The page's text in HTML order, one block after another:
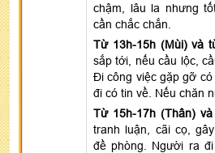
chậm, lâu la nhưng
cần chắc chắn.
Từ 13h-15h (Mùi) và
sắp tới, nếu cầu lộc,
Đi công việc gặp gỡ
đi có tin về. Nếu chăn
Từ 15h-17h (Thân)
tranh luận, cãi cọ,
đề phòng. Người ra